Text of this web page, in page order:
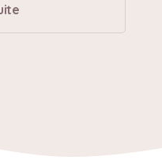
(on t'avais vue